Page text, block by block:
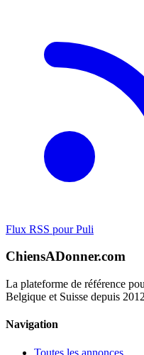
Flux RSS pour Puli
ChiensADonner.com
La plateforme de référence
Belgique et Suisse depuis
Navigation
Toutes les annonces